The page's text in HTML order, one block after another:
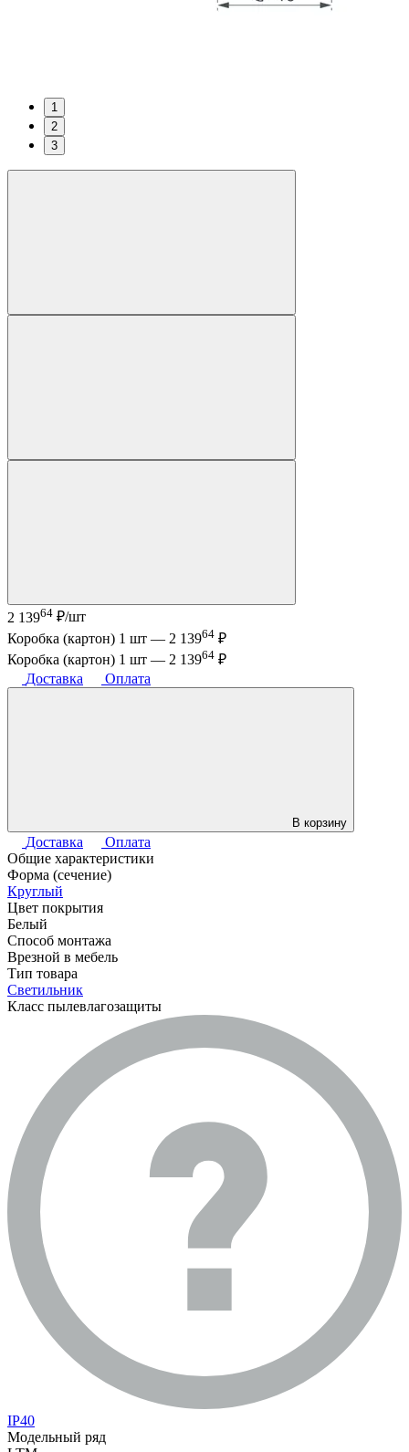
1
2
3
2 13964 ₽/шт
Коробка (картон) 1 шт — 2 13964 ₽
Коробка (картон) 1 шт — 2 13964 ₽
Доставка
Оплата
В корзину
Доставка
Оплата
Общие характеристики
Форма (сечение)
Круглый
Цвет покрытия
Белый
Способ монтажа
Врезной в мебель
Тип товара
Светильник
Класс пылевлагозащиты
IP40
Модельный ряд